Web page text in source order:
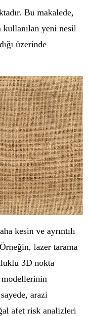
Bu makalede,
kullanılan yeni nesil
üzerinde
kesin ve ayrıntılı
lazer tarama
3D nokta
modellerinin
arazi
afet risk analizleri